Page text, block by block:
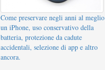
Come preservare negli anni al meglio
un iPhone, uso conservativo della
batteria, protezione da cadute
accidentali, selezione di app e altro
ancora.